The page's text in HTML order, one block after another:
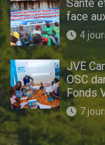
Santé
face
4
JVE
OSC
Fonds
7